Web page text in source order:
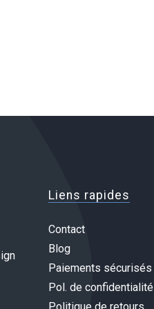
Liens rapides
Contact
Blog
Paiements sécurisés
Pol. de confidentialité
Politique de retours